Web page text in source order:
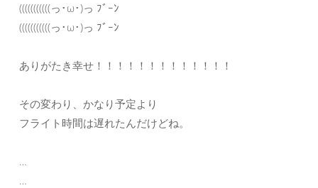
(((((((((((っ･ω･)っ ﾌﾞｰﾝ
(((((((((((っ･ω･)っ ﾌﾞｰﾝ
ありがたき幸せ！！！！！！！！！！！！！
その変わり、かなり予定より
フライト時間は遅れたんだけどね。
…
…